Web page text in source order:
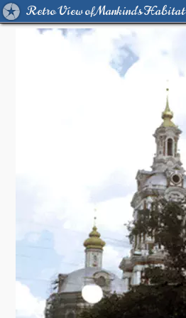
Retro View of Mankind's Habitat